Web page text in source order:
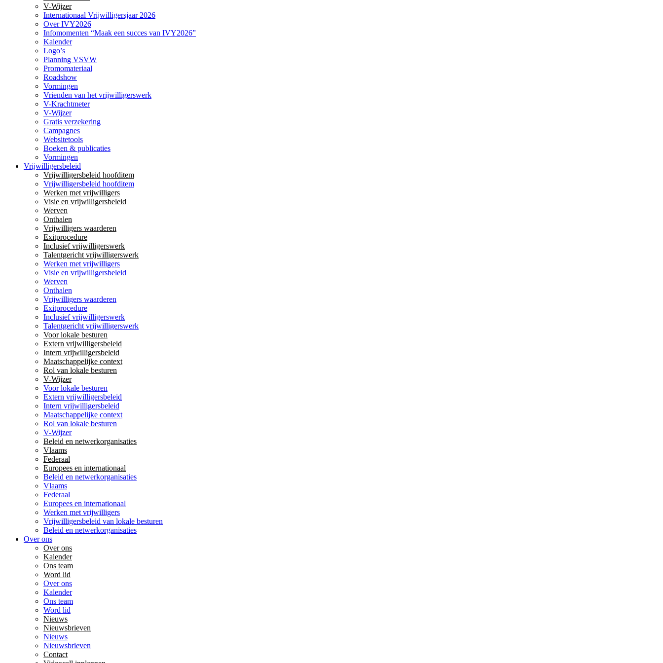
V-Wijzer
Internationaal Vrijwilligersjaar 2026
Over IVY2026
Infomomenten “Maak een succes van IVY2026”
Kalender
Logo’s
Planning VSVW
Promomateriaal
Roadshow
Vormingen
Vrienden van het vrijwilligerswerk
V-Krachtmeter
V-Wijzer
Gratis verzekering
Campagnes
Websitetools
Boeken & publicaties
Vormingen
Vrijwilligersbeleid
Vrijwilligersbeleid hoofditem
Vrijwilligersbeleid hoofditem
Werken met vrijwilligers
Visie en vrijwilligersbeleid
Werven
Onthalen
Vrijwilligers waarderen
Exitprocedure
Inclusief vrijwilligerswerk
Talentgericht vrijwilligerswerk
Werken met vrijwilligers
Visie en vrijwilligersbeleid
Werven
Onthalen
Vrijwilligers waarderen
Exitprocedure
Inclusief vrijwilligerswerk
Talentgericht vrijwilligerswerk
Voor lokale besturen
Extern vrijwilligersbeleid
Intern vrijwilligersbeleid
Maatschappelijke context
Rol van lokale besturen
V-Wijzer
Voor lokale besturen
Extern vrijwilligersbeleid
Intern vrijwilligersbeleid
Maatschappelijke context
Rol van lokale besturen
V-Wijzer
Beleid en netwerkorganisaties
Vlaams
Federaal
Europees en internationaal
Beleid en netwerkorganisaties
Vlaams
Federaal
Europees en internationaal
Werken met vrijwilligers
Vrijwilligersbeleid van lokale besturen
Beleid en netwerkorganisaties
Over ons
Over ons
Kalender
Ons team
Word lid
Over ons
Kalender
Ons team
Word lid
Nieuws
Nieuwsbrieven
Nieuws
Nieuwsbrieven
Contact